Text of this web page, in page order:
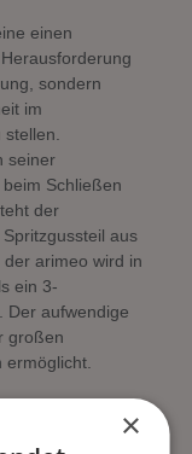
einen
sondern
im
stellen.
seiner
Schließen
der
aus
arimeo wird in
ein 3-
Der aufwendige
großen
ermöglicht.
×